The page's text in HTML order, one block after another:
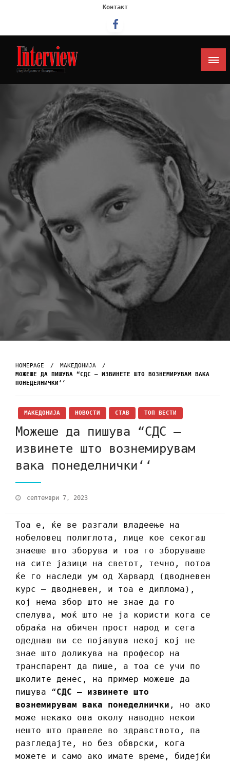
Контакт
Интервју
HOMEPAGE
МАКЕДОНИЈА
МОЖЕШЕ ДА ПИШУВА “СДС – ИЗВИНЕТЕ ШТО ВОЗНЕМИРУВАМ ВАКА
ПОНЕДЕЛНИЧКИ‘‘
МАКЕДОНИЈА НОВОСТИ СТАВ ТОП ВЕСТИ
Можеше да пишува “СДС –
извинете што вознемирувам
вака понеделнички‘‘
септември 7, 2023
Тоа е, ќе ве разгали владеење на
нобеловец полиглота, лице кое секогаш
знаеше што зборува и тоа го зборуваше
на сите јазици на светот, течно, потоа
ќе го наследи ум од Харвард (дводневен
курс – дводневен, и тоа е диплома),
кој нема збор што не знае да го
спелува, моќ што не ја користи кога се
обраќа на обичен прост народ и сега
одеднаш ви се појавува некој кој не
знае што доликува на професор на
транспарент да пише, а тоа се учи по
школите денес, на пример можеше да
пишува “СДС – извинете што
вознемирувам вака понеделнички , но ако
може некако ова околу наводно некои
нешто што правеле во здравството, па
разгледајте, но без обврски, кога
можете и само ако имате време, бидејќи